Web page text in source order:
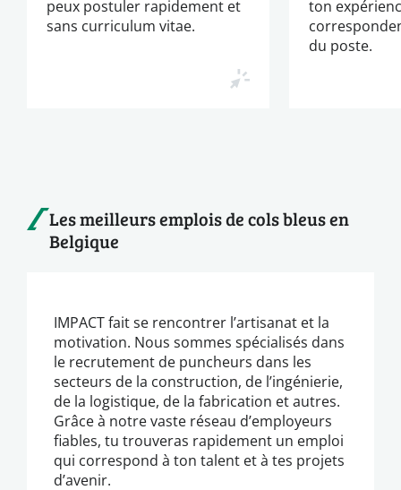
peux postuler rapidement et
sans curriculum vitae.
ton
du poste.
Les meilleurs emplois de cols bleus en
Belgique
IMPACT fait se rencontrer l’artisanat et la
motivation. Nous sommes spécialisés dans
le recrutement de puncheurs dans les
secteurs de la construction, de l’ingénierie,
de la logistique, de la fabrication et autres.
Grâce à notre vaste réseau d’employeurs
fiables, tu trouveras rapidement un emploi
qui correspond à ton talent et à tes projets
d’avenir.